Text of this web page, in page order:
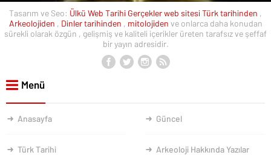
Tasarım ve Seo: Ülkü Web Tarihi Gerçekler web sitesiTürk tarihinden ,
Arkeolojiden , Dinler tarihinden , mitolojiden ve onlarca daha konudan
sürekli olarak özgün , gelişmiş ve kaliteli içerikler üreten tarafsız ve şeffaf
bir yayın adresidir.
Menü
Anasayfa Güncel
Türk Tarihi Arkeoloji Hakkında Yazılar